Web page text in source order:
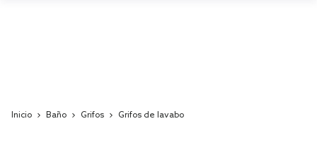
Inicio Baño Grifos Grifos de lavabo